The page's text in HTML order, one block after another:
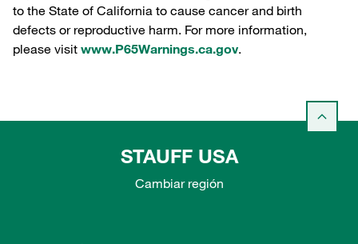
to the State of California to cause cancer and birth
defects or reproductive harm. For more information,
please visit www.P65Warnings.ca.gov.
STAUFF USA
Cambiar región